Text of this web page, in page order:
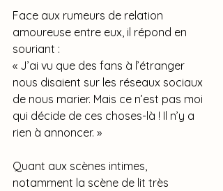
Face aux rumeurs de relation
amoureuse entre eux, il répond en
souriant :
« J’ai vu que des fans à l’étranger
nous disaient sur les réseaux sociaux
de nous marier. Mais ce n’est pas moi
qui décide de ces choses-là ! Il n’y a
rien à annoncer. »
Quant aux scènes intimes,
notamment la scène de lit très